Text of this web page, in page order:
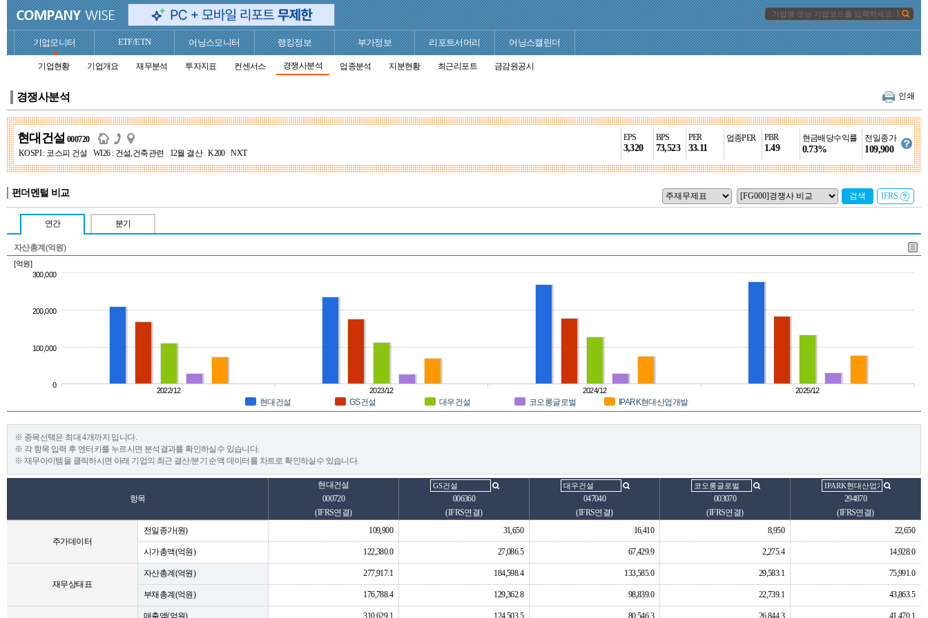
기업모니터 ETF/ETN 어닝스모니터 랭킹정보 부가정보 리포트서머리 어닝스캘린더
기업현황 기업개요 재무분석 투자지표 컨센서스 경쟁사분석 업종분석 지분현황 최근리포트 금감원공시
경쟁사분석 인쇄
현대건설 000720 EPS
3,320
BPS
73,523
PER
33.11
업종PER PBR
1.49
현금배당수익률
0.73%
전일종가
109,900
KOSPI : 코스피 건설 WI26 : 건설,건축관련 12월 결산 K200 NXT
펀더멘털 비교 검색 IFRS
연간 분기
자산총계(억원)
[억원]
현대건설 GS건설 대우건설 코오롱글로벌 IPARK현대산업개발
2022/12 2023/12 2024/12 2025/12
0
100,000
200,000
300,000
※ 종목선택은 최대 4개까지 입니다.
※ 각 항목 입력 후 엔터키를 누르시면 분석결과를 확인하실수 있습니다.
※ 재무아이템을 클릭하시면 아래 기업의 최근 결산/분기 순액 데이터를 차트로 확인하실수 있습니다.
항목
현대건설
000720
(IFRS연결)
006360
(IFRS연결)
047040
(IFRS연결)
003070
(IFRS연결)
294870
(IFRS연결)